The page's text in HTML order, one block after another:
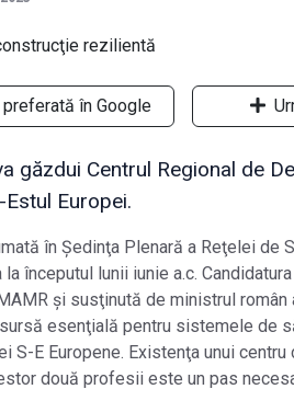
în Google
găzdui Centrul Regional de
Europei.
în Ședinţa Plenară a Reţelei de
la începutul lunii iunie a.c.
și susţinută de ministrul
esenţială pentru sistemele de
S-E Europene. Existenţa unui
două profesii este un pas